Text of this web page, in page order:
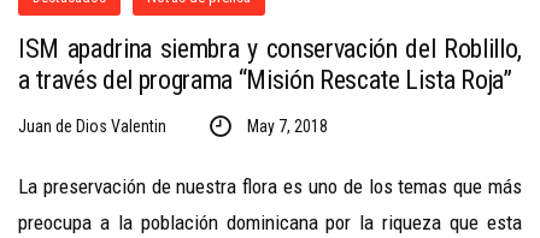
ISM apadrina siembra y conservación del Roblillo,
a través del programa “Misión Rescate Lista Roja”
Juan de Dios Valentin May 7, 2018
La preservación de nuestra flora es uno de los temas que más
preocupa a la población dominicana por la riqueza que esta